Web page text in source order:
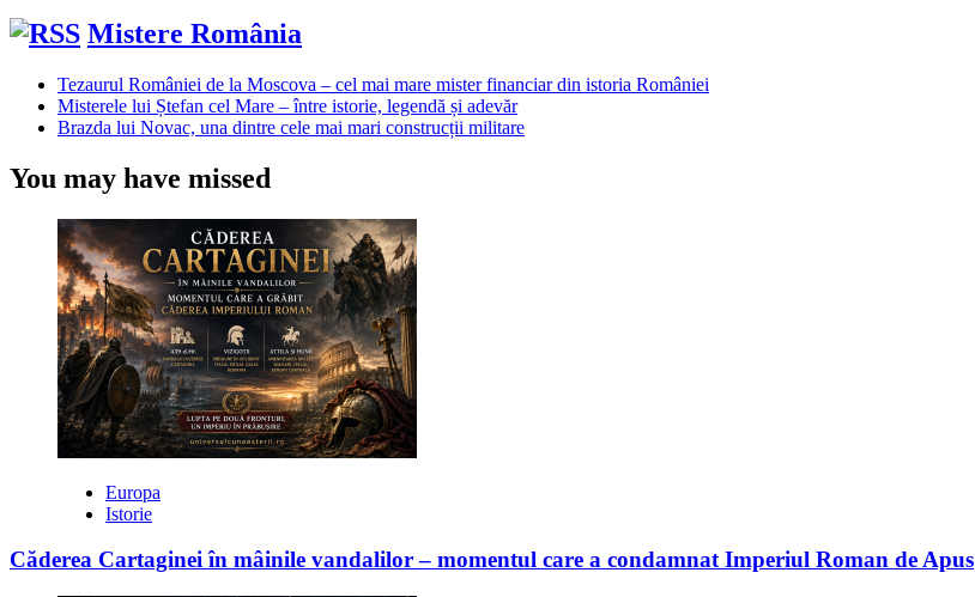
Mistere România
Tezaurul României de la Moscova – cel mai mare mister financiar din istoria României
Misterele lui Ștefan cel Mare – între istorie, legendă și adevăr
Brazda lui Novac, una dintre cele mai mari construcții militare
You may have missed
Europa
Istorie
Căderea Cartaginei în mâinile vandalilor – momentul care a condamnat Imperiul Roman de Apus